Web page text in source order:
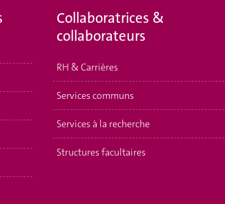
Collaboratrices &
collaborateurs
RH & Carrières
Services communs
Services à la recherche
Structures facultaires